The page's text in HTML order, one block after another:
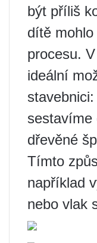
být příliš
dítě
procesu.
ideální
stavebnici:
sestavíme
dřevěné
Tímto
například
nebo vlak